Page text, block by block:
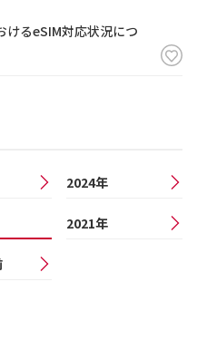
けるeSIM対応状況につ
2024年
2021年